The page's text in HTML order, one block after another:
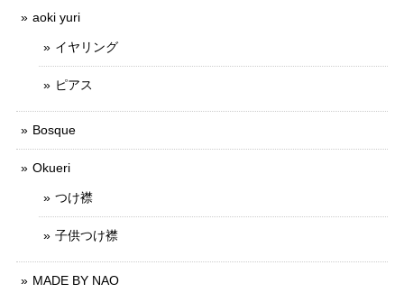
aoki yuri
イヤリング
ピアス
Bosque
Okueri
つけ襟
子供つけ襟
MADE BY NAO